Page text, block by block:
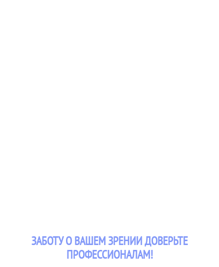
ЗАБОТУ О ВАШЕМ ЗРЕНИИ ДОВЕРЬТЕ
ПРОФЕССИОНАЛАМ!